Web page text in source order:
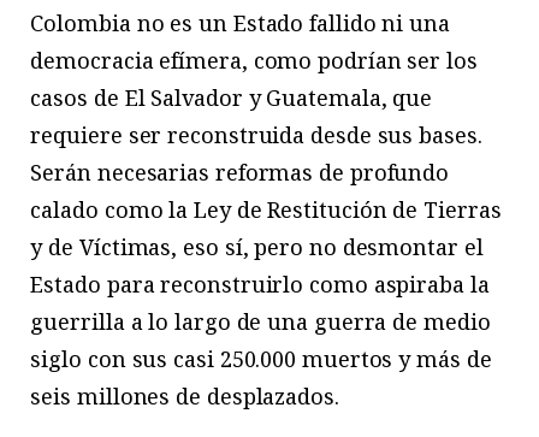
Colombia no es un Estado fallido ni una
democracia efímera, como podrían ser los
casos de El Salvador y Guatemala, que
requiere ser reconstruida desde sus bases.
Serán necesarias reformas de profundo
calado como la Ley de Restitución de Tierras
y de Víctimas, eso sí, pero no desmontar el
Estado para reconstruirlo como aspiraba la
guerrilla a lo largo de una guerra de medio
siglo con sus casi 250.000 muertos y más de
seis millones de desplazados.